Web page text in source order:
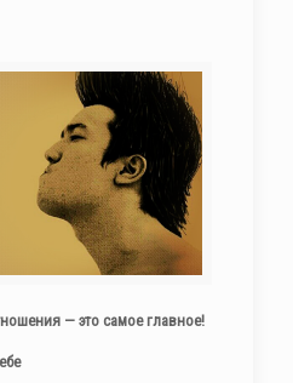
— это самое главное!